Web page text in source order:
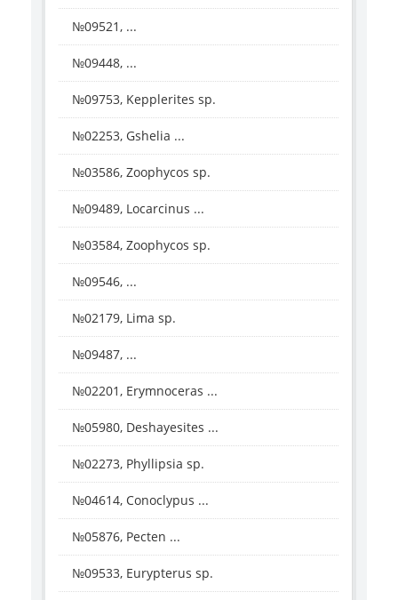
№09521, ...
№09448, ...
№09753, Kepplerites sp.
№02253, Gshelia ...
№03586, Zoophycos sp.
№09489, Locarcinus ...
№03584, Zoophycos sp.
№09546, ...
№02179, Lima sp.
№09487, ...
№02201, Erymnoceras ...
№05980, Deshayesites ...
№02273, Phyllipsia sp.
№04614, Conoclypus ...
№05876, Pecten ...
№09533, Eurypterus sp.